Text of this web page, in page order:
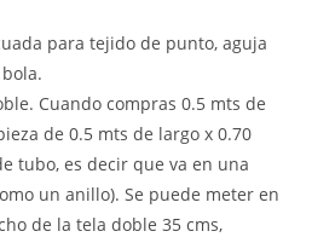
para tejido de punto, aguja
Cuando compras 0.5 mts de
de 0.5 mts de largo x 0.70
tubo, es decir que va en una
un anillo). Se puede meter en
de la tela doble 35 cms,